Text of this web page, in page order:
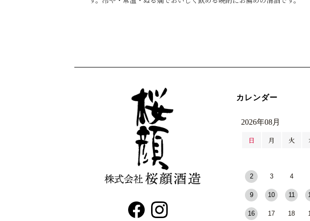
カレンダー
2026年08月
日 月 火
2 3 4
9 10 11
16 17 18